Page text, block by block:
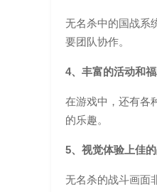
无名杀中的国战系
要团队协作。
4、丰富的活动和福
在游戏中，还有各
的乐趣。
5、视觉体验上佳
无名杀的战斗画面